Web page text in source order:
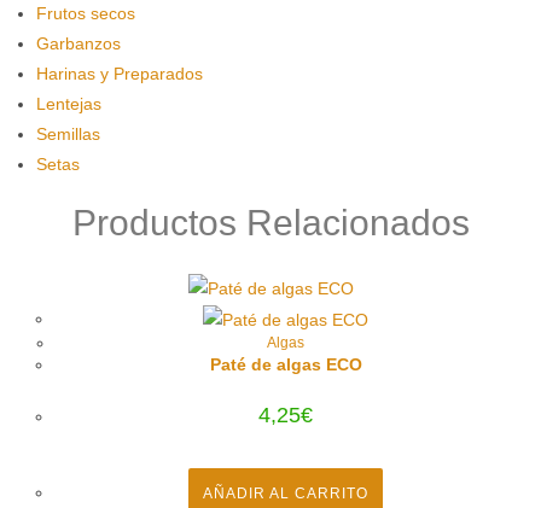
Frutos secos
Garbanzos
Harinas y Preparados
Lentejas
Semillas
Setas
Productos Relacionados
Algas
Paté de algas ECO
4,25€
AÑADIR AL CARRITO